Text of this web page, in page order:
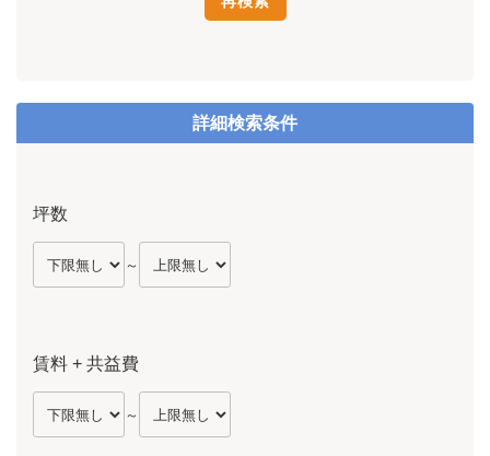
詳細検索条件
坪数
～
賃料 + 共益費
～